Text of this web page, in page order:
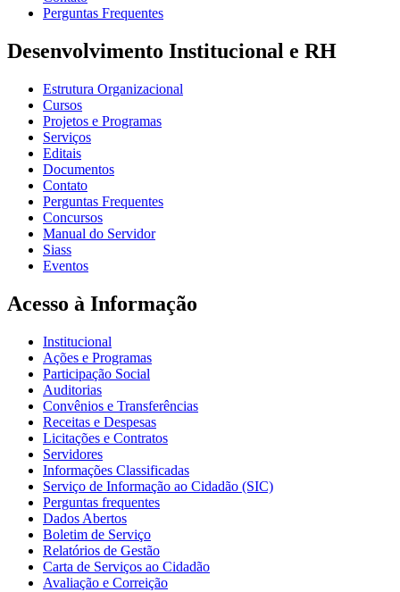
Perguntas Frequentes
Desenvolvimento Institucional e RH
Estrutura Organizacional
Cursos
Projetos e Programas
Serviços
Editais
Documentos
Contato
Perguntas Frequentes
Concursos
Manual do Servidor
Siass
Eventos
Acesso à Informação
Institucional
Ações e Programas
Participação Social
Auditorias
Convênios e Transferências
Receitas e Despesas
Licitações e Contratos
Servidores
Informações Classificadas
Serviço de Informação ao Cidadão (SIC)
Perguntas frequentes
Dados Abertos
Boletim de Serviço
Relatórios de Gestão
Carta de Serviços ao Cidadão
Avaliação e Correição